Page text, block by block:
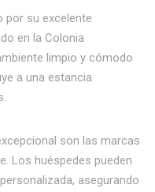
por su excelente
en la Colonia
limpio y cómodo
a una estancia
son las marcas
Los huéspedes pueden
asegurando